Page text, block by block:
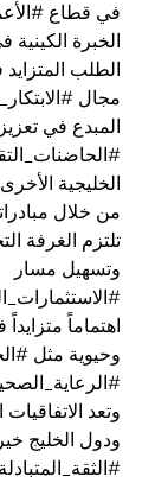
في قطاع
الخبرة
الطلب
مجال
المبدع في
الخليجية
من خلال
تلتزم الغرفة
وتسهيل مسار
اهتماماً
وحيوية مثل
وتعد الاتفاقيات
ودول الخليج
#الثقة_المتبادلة